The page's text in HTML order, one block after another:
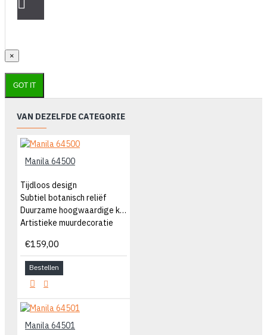
×
GOT IT
VAN DEZELFDE CATEGORIE
Manila 64500
Tijdloos design
Subtiel botanisch reliëf
Duurzame hoogwaardige kwaliteit
Artistieke muurdecoratie
€159,00
Bestellen
Manila 64501